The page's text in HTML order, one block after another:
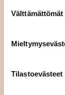
Välttämättömät
Tilastoevästeet